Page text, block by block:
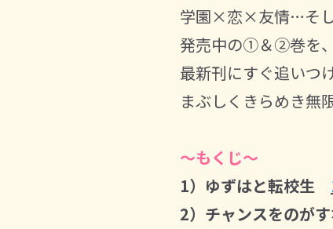
学園×恋×友情…そし
発売中の①＆②巻を、
最新刊にすぐ追いつ
まぶしくきらめき無
～もくじ～
1）ゆずはと転校生
2）チャンスをのがす